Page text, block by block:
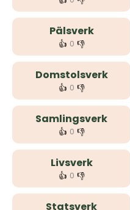
Pälsverk
👍 0 👎
Domstolsverk
👍 0 👎
Samlingsverk
👍 0 👎
Livsverk
👍 0 👎
Statsverk